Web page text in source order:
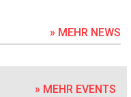
» MEHR NEWS
» MEHR EVENTS